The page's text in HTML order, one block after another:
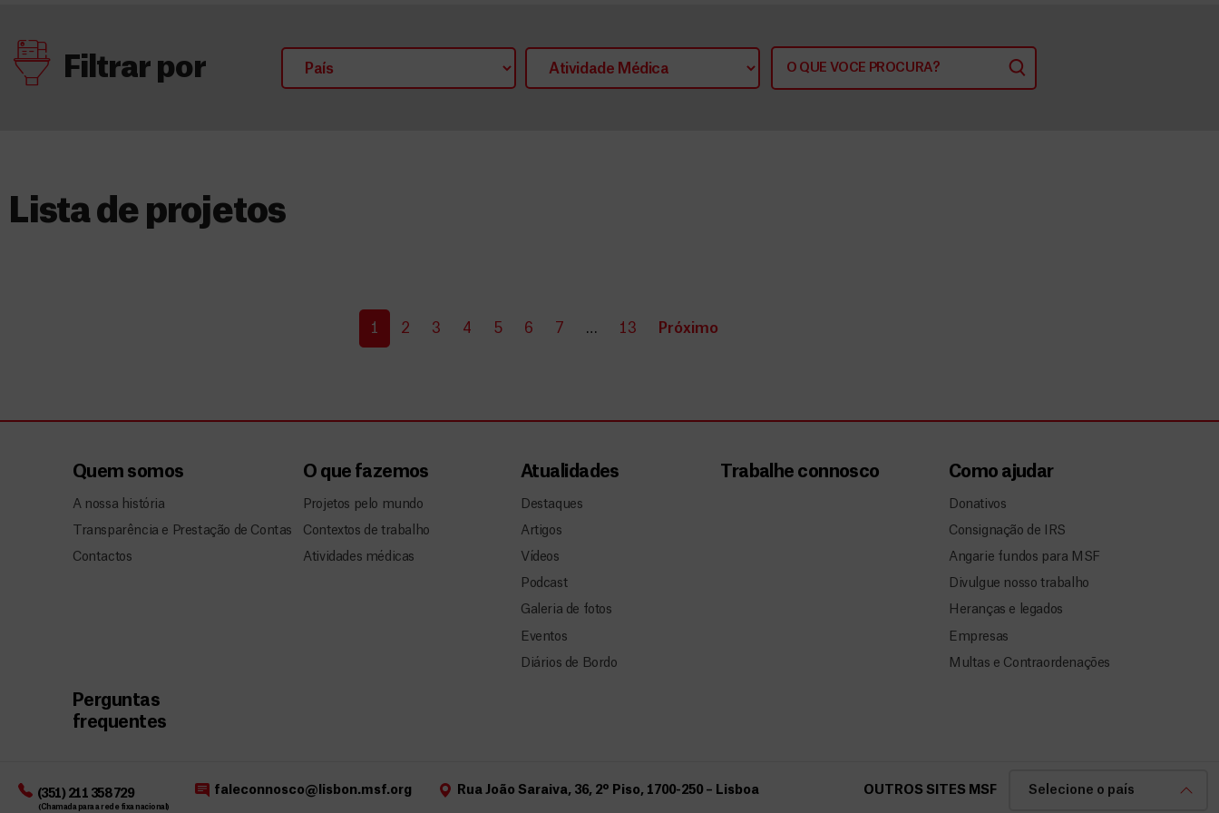
Filtrar por
Lista de projetos​
1 2 3 4 5 6 7 … 13 Próximo
Quem somos
A nossa história
Transparência e Prestação de Contas
Contactos
O que fazemos
Projetos pelo mundo
Contextos de trabalho
Atividades médicas
Atualidades
Destaques
Artigos
Vídeos
Podcast
Galeria de fotos
Eventos
Diários de Bordo
Trabalhe connosco Como ajudar
Donativos
Consignação de IRS
Angarie fundos para MSF
Divulgue nosso trabalho
Heranças e legados
Empresas
Multas e Contraordenações
Perguntas
frequentes
(351) 211 358 729
(Chamada para a rede fixa nacional)
faleconnosco@lisbon.msf.org Rua João Saraiva, 36, 2º Piso, 1700-250 – Lisboa OUTROS SITES MSF Selecione o país